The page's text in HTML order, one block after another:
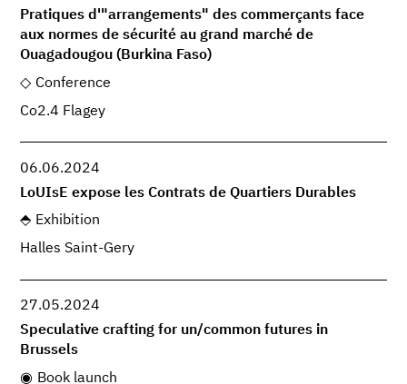
Pratiques d'"arrangements" des commerçants face
aux normes de sécurité au grand marché de
Ouagadougou (Burkina Faso)
Conference
Co2.4 Flagey
06.06.2024
LoUIsE expose les Contrats de Quartiers Durables
Exhibition
Halles Saint-Gery
27.05.2024
Speculative crafting for un/common futures in
Brussels
Book launch